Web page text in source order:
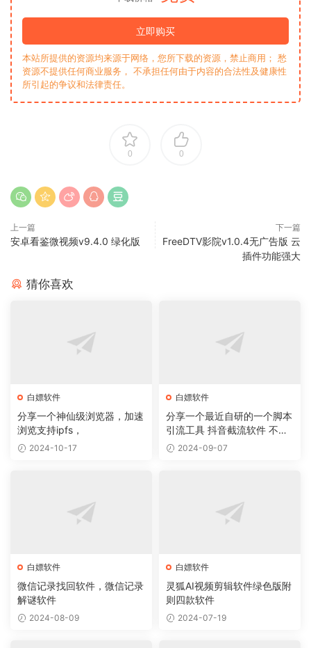
立即购买
本站所提供的资源均来源于网络，您所下载的资源，禁止商用； 愁
资源不提供任何商业服务， 不承担任何由于内容的合法性及健康性
所引起的争议和法律责任。
0 0
上一篇
安卓看鉴微视频v9.4.0 绿化版
下一篇
FreeDTV影院v1.0.4无广告版 云
插件功能强大
猜你喜欢
白嫖软件
分享一个神仙级浏览器，加速
浏览支持ipfs，
2024-10-17
白嫖软件
分享一个最近自研的一个脚本
引流工具 抖音截流软件 不封
号 无痕
2024-09-07
白嫖软件
微信记录找回软件，微信记录
解谜软件
2024-08-09
白嫖软件
灵狐AI视频剪辑软件绿色版附
则四款软件
2024-07-19